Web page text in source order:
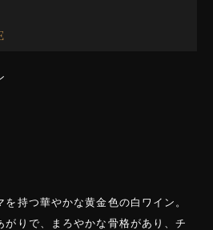
持つ華やかな黄金色の白ワイン。
がりで、まろやかな骨格があり、チ